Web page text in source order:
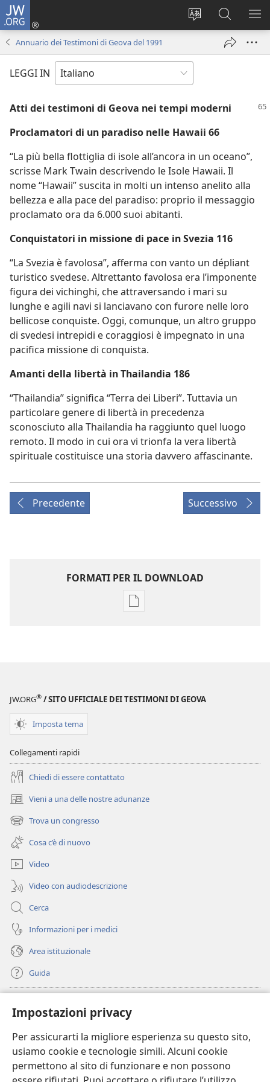
Impostazioni privacy
Per assicurarti la migliore esperienza su questo sito,
usiamo cookie e tecnologie simili. Alcuni cookie
permettono al sito di funzionare e non possono
JW.ORG
Modificare
Accedi
(apre
finestra)
Cerca
in
JW.ORG
Annuario dei Testimoni di Geova del 1991
LEGGI IN
Atti dei testimoni di Geova nei tempi moderni
Proclamatori di un paradiso nelle Hawaii 66
“La più bella flottiglia di isole all’ancora in un oceano”,
scrisse Mark Twain descrivendo le Isole Hawaii. Il
nome “Hawaii” suscita in molti un intenso anelito alla
bellezza e alla pace del paradiso: proprio il messaggio
proclamato ora da 6.000 suoi abitanti.
Conquistatori in missione di pace in Svezia 116
“La Svezia è favolosa”, afferma con vanto un dépliant
turistico svedese. Altrettanto favolosa era l’imponente
figura dei vichinghi, che attraversando i mari su
lunghe e agili navi si lanciavano con furore nelle loro
bellicose conquiste. Oggi, comunque, un altro gruppo
di svedesi intrepidi e coraggiosi è impegnato in una
pacifica missione di conquista.
Amanti della libertà in Thailandia 186
“Thailandia” significa “Terra dei Liberi”. Tuttavia un
particolare genere di libertà in precedenza
sconosciuto alla Thailandia ha raggiunto quel luogo
remoto. Il modo in cui ora vi trionfa la vera libertà
spirituale costituisce una storia davvero affascinante.
Precedente Successivo
FORMATI PER IL DOWNLOAD
Opzioni
Annuario
del
JW.ORG® / SITO UFFICIALE DEI TESTIMONI DI GEOVA
Imposta tema
Collegamenti rapidi
Chiedi di essere contattato
Vieni a una delle nostre adunanze
(apre
una
nuova
finestra)
Trova un congresso
(apre
una
nuova
finestra)
Cosa c’è di nuovo
Video
Video con audiodescrizione
Cerca
Informazioni per i medici
Area istituzionale
Guida
(apre
una
nuova
finestra)
BIBLIOTECA ONLINE Watchtower
(apre
una
nuova
finestra)
JW Hub
(apre